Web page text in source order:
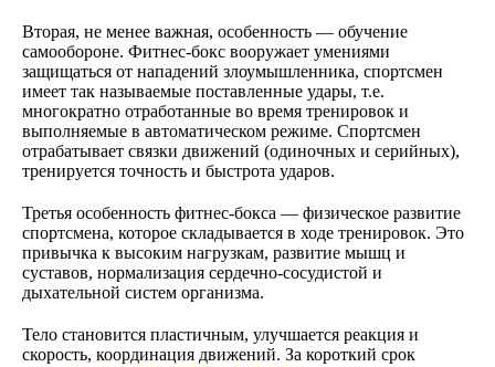
Вторая, не менее важная, особенность — обучение
самообороне. Фитнес-бокс вооружает умениями
защищаться от нападений злоумышленника, спортсмен
имеет так называемые поставленные удары, т.е.
многократно отработанные во время тренировок и
выполняемые в автоматическом режиме. Спортсмен
отрабатывает связки движений (одиночных и серийных),
тренируется точность и быстрота ударов.
Третья особенность фитнес-бокса — физическое развитие
спортсмена, которое складывается в ходе тренировок. Это
привычка к высоким нагрузкам, развитие мышц и
суставов, нормализация сердечно-сосудистой и
дыхательной систем организма.
Тело становится пластичным, улучшается реакция и
скорость, координация движений. За короткий срок